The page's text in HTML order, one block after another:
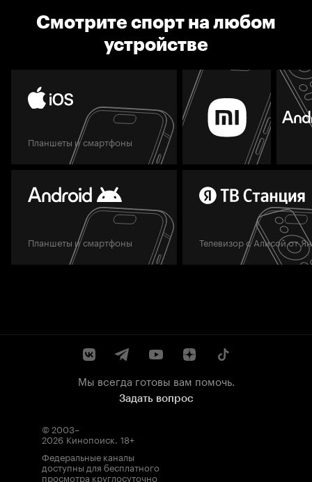
Смотрите спорт на любом
устройстве
Планшеты и смартфоны
Планшеты и смартфоны Телевизор с Алисой от
Мы всегда готовы вам помочь.
Задать вопрос
© 2003–
2026 Кинопоиск. 18+
Федеральные каналы
доступны для бесплатного
просмотра круглосуточно